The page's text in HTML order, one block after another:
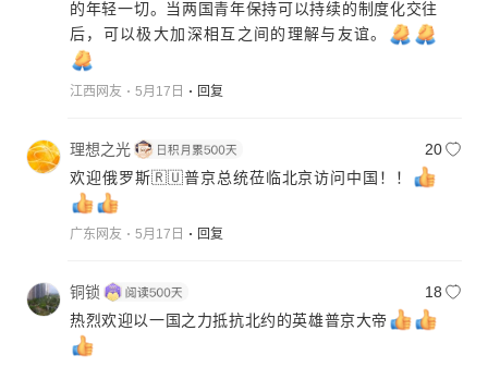
的年轻一切。当两国青年保持可以持续的制度化交往
后，可以极大加深相互之间的理解与友谊。
江西网友 5月17日 回复
理想之光
20
欢迎俄罗斯🇷🇺普京总统莅临北京访问中国！！
广东网友 5月17日 回复
铜锁
18
热烈欢迎以一国之力抵抗北约的英雄普京大帝